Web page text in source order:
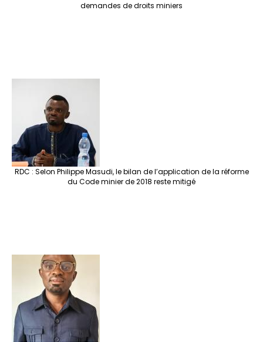
demandes de droits miniers
RDC : Selon Philippe Masudi, le bilan de l’application de la réforme
du Code minier de 2018 reste mitigé